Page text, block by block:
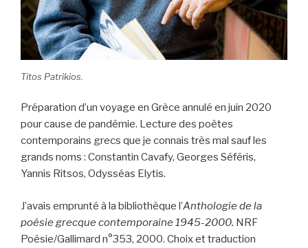
Titos Patrikios.
Préparation d’un voyage en Grèce annulé en juin 2020
pour cause de pandémie. Lecture des poètes
contemporains grecs que je connais très mal sauf les
grands noms : Constantin Cavafy, Georges Séféris,
Yannis Ritsos, Odysséas Elytis.
J’avais emprunté à la bibliothèque l’Anthologie de la
poésie grecque contemporaine 1945-2000. NRF
Poésie/Gallimard n°353, 2000. Choix et traduction